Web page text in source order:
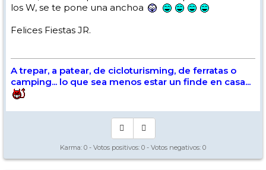
los W, se te pone una anchoa
Felices Fiestas JR.
A trepar, a patear, de cicloturisming, de ferratas o
camping... lo que sea menos estar un finde en casa...
Karma: 0 - Votos positivos: 0 - Votos negativos: 0